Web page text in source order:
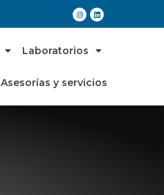
Laboratorios
Asesorías y servicios